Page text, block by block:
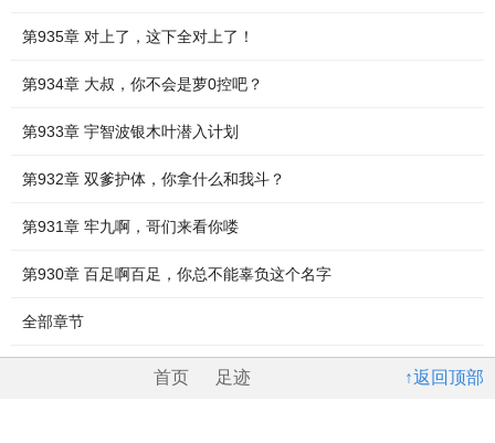
第935章 对上了，这下全对上了！
第934章 大叔，你不会是萝0控吧？
第933章 宇智波银木叶潜入计划
第932章 双爹护体，你拿什么和我斗？
第931章 牢九啊，哥们来看你喽
第930章 百足啊百足，你总不能辜负这个名字
全部章节
↑返回顶部
首页 足迹